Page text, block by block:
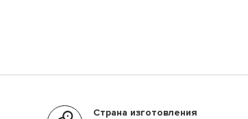
Страна изготовления